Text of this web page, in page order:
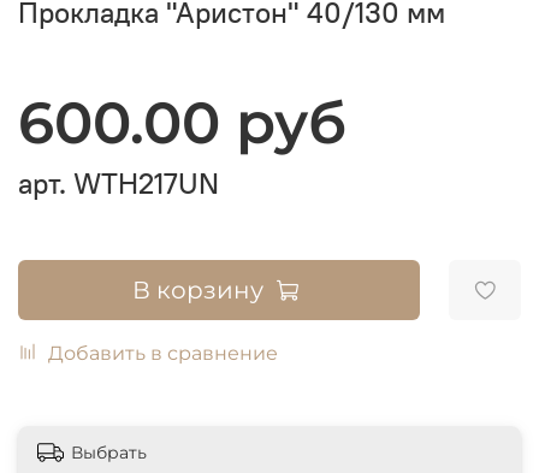
Прокладка "Аристон" 40/130 мм
600.00 руб
арт. WTH217UN
В корзину
Добавить в сравнение
Выбрать